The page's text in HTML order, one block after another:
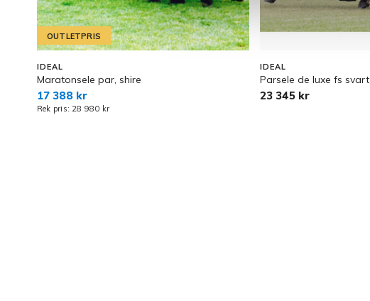
OUTLETPRIS
IDEAL
Maratonsele par, shire
17 388 kr
Rek pris: 28 980 kr
IDEAL
Parsele de luxe fs svart
23 345 kr